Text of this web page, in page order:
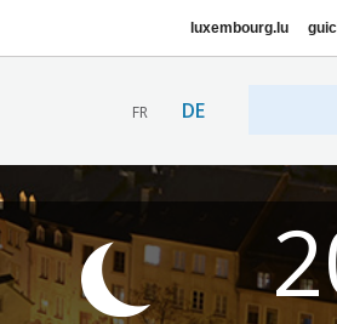
luxembourg.lu
FR DE